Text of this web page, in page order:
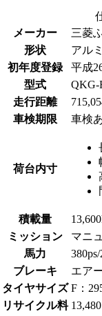
メーカー
三菱
形状
アル
初年度登録
平成
型式
QKG-
走行距離
車検期限
車検
荷台内寸
積載量
ミッション
マニ
馬力
ブレーキ
エア
タイヤサイズ F：
リサイクル料